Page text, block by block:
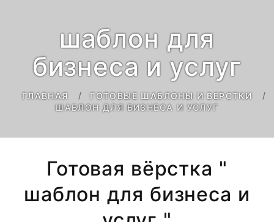
шаблон для
бизнеса и услуг
ГЛАВНАЯ
ГОТОВЫЕ ШАБЛОНЫ И ВЕРСТКИ
ШАБЛОН ДЛЯ БИЗНЕСА И УСЛУГ
Готовая вёрстка "
шаблон для бизнеса и